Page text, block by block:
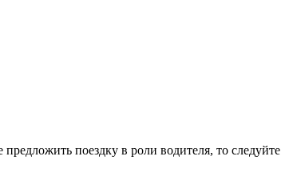
поездку в роли водителя, то следуйте